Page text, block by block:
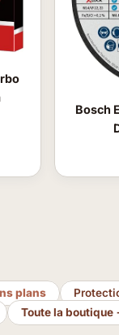
Bosch
plans
Toute la boutique